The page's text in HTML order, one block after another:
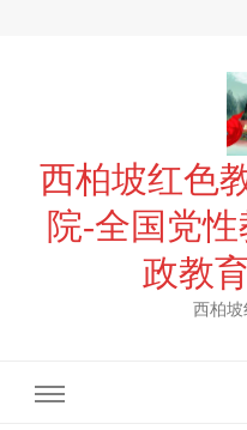
西柏坡红色
院-全国党
政教
西柏